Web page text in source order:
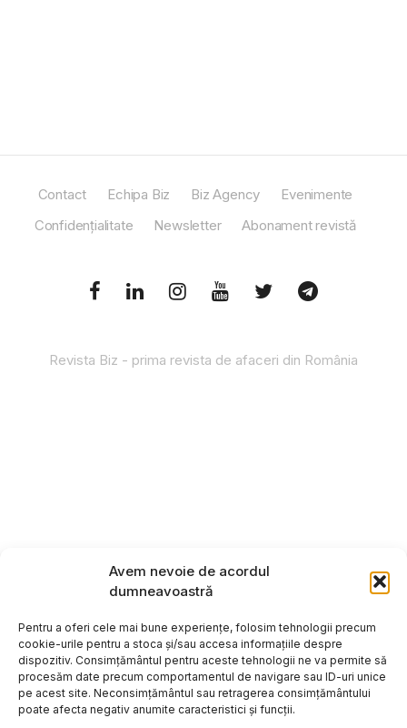
Avem nevoie de acordul
dumneavoastră
Pentru a oferi cele mai bune experiențe, folosim tehnologii precum
cookie-urile pentru a stoca și/sau accesa informațiile despre
dispozitiv. Consimțământul pentru aceste tehnologii ne va permite să
procesăm date precum comportamentul de navigare sau ID-uri unice
pe acest site. Neconsimțământul sau retragerea consimțământului
poate afecta negativ anumite caracteristici și funcții.
Contact Echipa Biz Biz Agency
Evenimente
Confidențialitate
Newsletter Abonament revistă
Revista Biz - prima revista de afaceri din România